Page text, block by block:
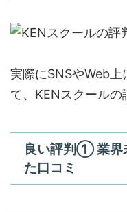
実際にSNSやWeb
て、KENスクールの
良い評判① 業界
た口コミ